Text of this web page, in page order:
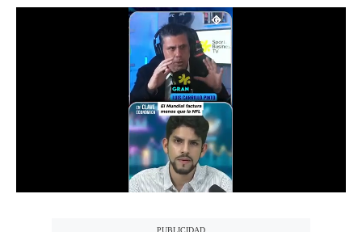
Club del Suscriptor